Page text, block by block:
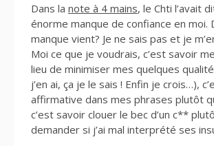
Dans la note à 4 mains, le Chti l’avait
énorme manque de confiance en moi.
manque vient? Je ne sais pas et je
Moi ce que je voudrais, c’est savoir
lieu de minimiser mes quelques
j’en ai, ça je le sais ! Enfin je crois…),
affirmative dans mes phrases plutôt
c’est savoir clouer le bec d’un c**
demander si j’ai mal interprété ses